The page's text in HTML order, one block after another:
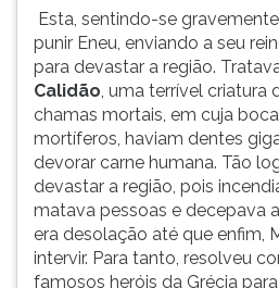
Átropos,
inflexível,
decidia
dura&cce
principal
pressione
tecla
depois
Pressione
para
ouvir
Esta, sentindo-se
punir Eneu, enviando a seu
para devastar a região.
Calidão, uma terrível criatura
chamas mortais, em cuja
mortíferos, haviam dentes
devorar carne humana. Tão
devastar a região, pois
matava pessoas e decepava
era desolação até que enfim,
intervir. Para tanto, resolveu
famosos heróis da Grécia